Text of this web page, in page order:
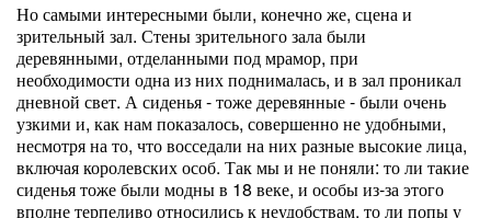
Но самыми интересными были, конечно же, сцена и
зрительный зал. Стены зрительного зала были
деревянными, отделанными под мрамор, при
необходимости одна из них поднималась, и в зал проникал
дневной свет. А сиденья - тоже деревянные - были очень
узкими и, как нам показалось, совершенно не удобными,
несмотря на то, что восседали на них разные высокие лица,
включая королевских особ. Так мы и не поняли: то ли такие
сиденья тоже были модны в 18 веке, и особы из-за этого
вполне терпеливо относились к неудобствам, то ли попы у